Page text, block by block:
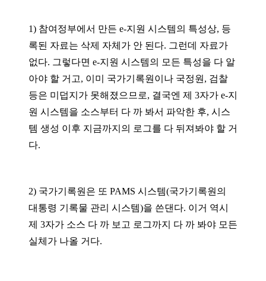
1) 참여정부에서 만든 e-지원 시스템의 특성상, 등
록된 자료는 삭제 자체가 안 된다. 그런데 자료가
없다. 그렇다면 e-지원 시스템의 모든 특성을 다 알
아야 할 거고, 이미 국가기록원이나 국정원 , 검찰
등은 미덥지가 못해졌으므로, 결국엔 제 3자가 e-지
원 시스템을 소스부터 다 까 봐서 파악한 후, 시스
템 생성 이후 지금까지의 로그를 다 뒤져봐야 할 거
다.
2) 국가기록원은 또 PAMS 시스템(국가기록원의
대통령 기록물 관리 시스템)을 쓴댄다. 이거 역시
제 3자가 소스 다 까 보고 로그까지 다 까 봐야 모든
실체가 나올 거다.